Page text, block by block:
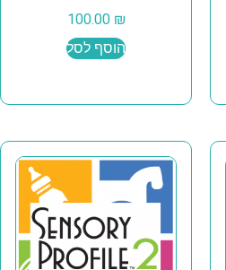
100.00 ₪
הוסף לסל